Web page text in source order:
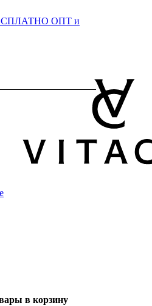
ОПТ и
в корзину